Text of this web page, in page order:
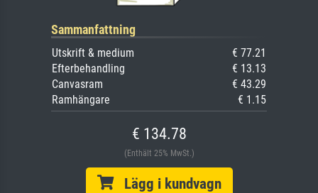
Sammanfattning
Utskrift & medium
€ 77.21
Efterbehandling
€ 13.13
Canvasram
€ 43.29
Ramhängare
€ 1.15
€ 134.78
(Enthält 25% MwSt.)
Lägg i kundvagn